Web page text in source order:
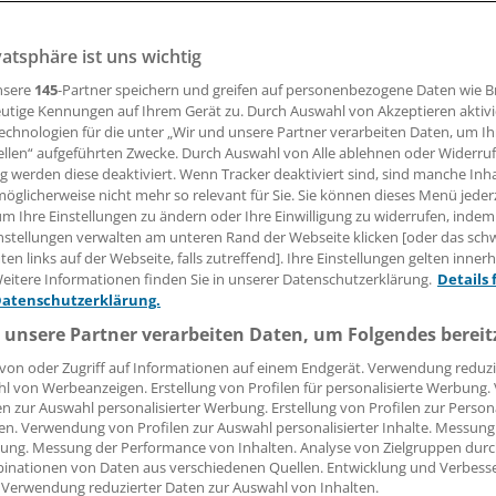
dauert an, hinzu kommen die Folgen des Ukraine-
Buhlinger-Göpfarth berichtet von der personellen
Uniklinik Essen schult die Aufmerksamkeit für
Leserin, lieber Leser,
Beitrag können Sie lesen, sobald Sie sich eingeloggt
Jetzt anmelden »
Kostenlos
vergessen?
ist mit wenigen Klicks erledigt und kostenlos.
des kostenlosen Login:
Analysen, Hintergründe und Infografiken
Interviews und Praxis-Tipps
ist uns wichtig
145-Partner speichern und greifen auf personenbezogene Daten wie
Kennungen auf Ihrem Gerät zu. Durch Auswahl von Akzeptieren
für die unter „Wir und unsere Partner verarbeiten Daten, um
aufgeführten Zwecke. Durch Auswahl von Alle ablehnen oder
werden diese deaktiviert. Wenn Tracker deaktiviert sind, sind manche
nicht mehr so relevant für Sie. Sie können dieses Menü
Ihre Einstellungen zu ändern oder Ihre Einwilligung zu widerrufen, indem
verwalten am unteren Rand der Webseite klicken [oder das
links auf der Webseite, falls zutreffend]. Ihre Einstellungen gelten
Informationen finden Sie in unserer Datenschutzerklärung. Details
Partner verarbeiten Daten, um Folgendes
oder Zugriff auf Informationen auf einem Endgerät. Verwendung
von Werbeanzeigen. Erstellung von Profilen für personalisierte
zur Auswahl personalisierter Werbung. Erstellung von Profilen zur
Verwendung von Profilen zur Auswahl personalisierter Inhalte.
Messung der Performance von Inhalten. Analyse von Zielgruppen
von Daten aus verschiedenen Quellen. Entwicklung und
reduzierter Daten zur Auswahl von Inhalten.